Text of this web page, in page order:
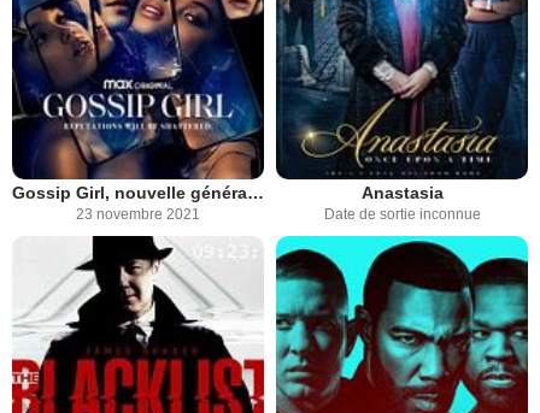
Gossip Girl, nouvelle génération
23 novembre 2021
Anastasia
Date de sortie inconnue